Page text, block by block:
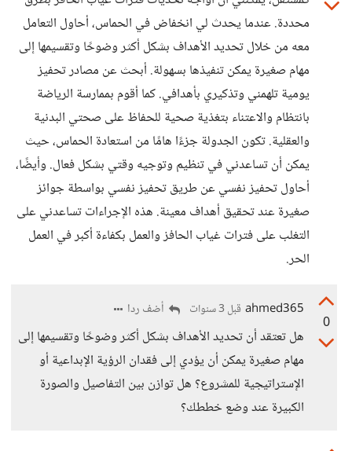
محددة. عندما يحدث لي انخفاض في الحماس، أحاول التعامل
معه من خلال تحديد الأهداف بشكل أكثر وضوحًا وتقسيمها إلى
مهام صغيرة يمكن تنفيذها بسهولة. أبحث عن مصادر تحفيز
يومية تلهمني وتذكيري بأهدافي. كما أقوم بممارسة الرياضة
بانتظام والاعتناء بتغذية صحية للحفاظ على صحتي البدنية
والعقلية. تكون الجدولة جزءًا هامًا من استعادة الحماس، حيث
يمكن أن تساعدني في تنظيم وتوجيه وقتي بشكل فعال. وأيضًا،
أحاول تحفيز نفسي عن طريق تحفيز نفسي بواسطة جوائز
صغيرة عند تحقيق أهداف معينة. هذه الإجراءات تساعدني على
التغلب على فترات غياب الحافز والعمل بكفاءة أكبر في العمل
الحر.
0
ahmed365 قبل 3 سنوات أضف ردا
هل تعتقد أن تحديد الأهداف بشكل أكثر وضوحًا وتقسيمها إلى
مهام صغيرة يمكن أن يؤدي إلى فقدان الرؤية الإبداعية أو
الإستراتيجية للمشروع؟ هل توازن بين التفاصيل والصورة
الكبيرة عند وضع خططك؟